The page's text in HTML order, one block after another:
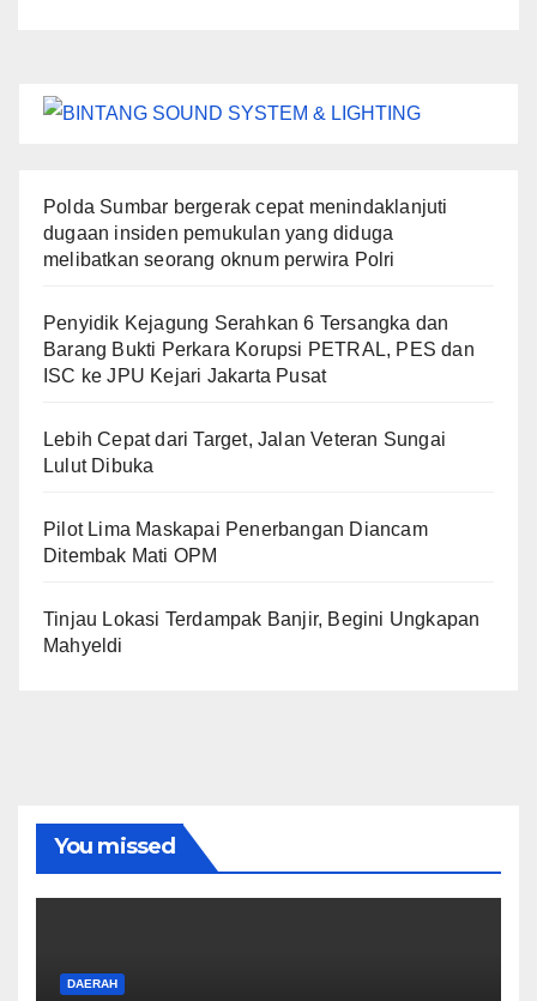
Polda Sumbar bergerak cepat menindaklanjuti
dugaan insiden pemukulan yang diduga
melibatkan seorang oknum perwira Polri
Penyidik Kejagung Serahkan 6 Tersangka dan
Barang Bukti Perkara Korupsi PETRAL, PES dan
ISC ke JPU Kejari Jakarta Pusat
Lebih Cepat dari Target, Jalan Veteran Sungai
Lulut Dibuka
Pilot Lima Maskapai Penerbangan Diancam
Ditembak Mati OPM
Tinjau Lokasi Terdampak Banjir, Begini Ungkapan
Mahyeldi
You missed
DAERAH